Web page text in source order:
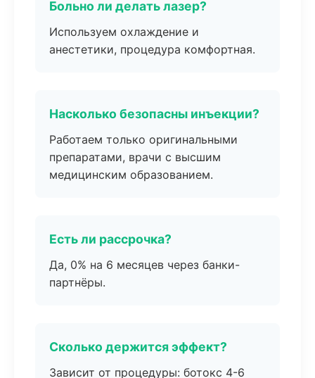
Больно ли делать лазер?
Используем охлаждение и
анестетики, процедура комфортная.
Насколько безопасны инъекции?
Работаем только оригинальными
препаратами, врачи с высшим
медицинским образованием.
Есть ли рассрочка?
Да, 0% на 6 месяцев через банки-
партнёры.
Сколько держится эффект?
Зависит от процедуры: ботокс 4-6